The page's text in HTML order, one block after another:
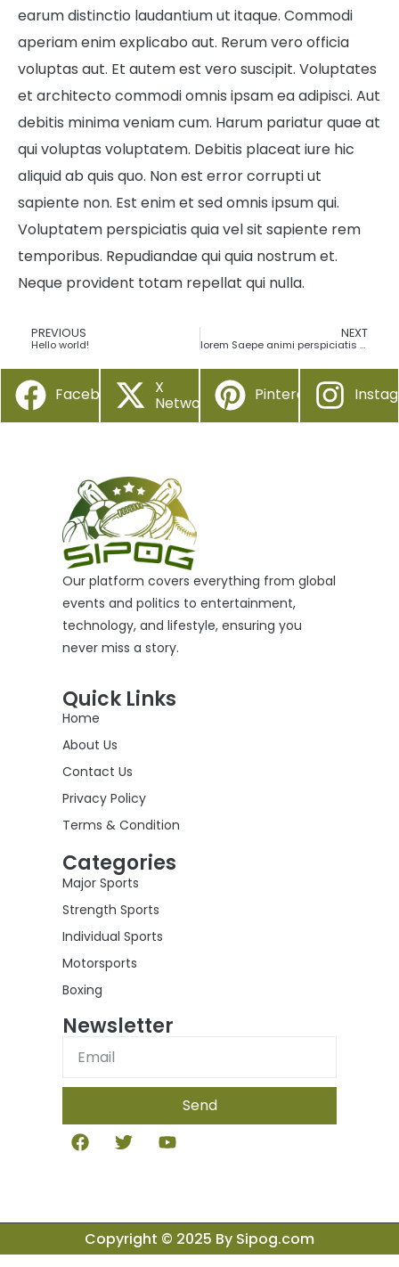
earum distinctio laudantium ut itaque. Commodi
aperiam enim explicabo aut. Rerum vero officia
voluptas aut. Et autem est vero suscipit. Voluptates
et architecto commodi omnis ipsam ea adipisci. Aut
debitis minima veniam cum. Harum pariatur quae at
qui voluptas voluptatem. Debitis placeat iure hic
aliquid ab quis quo. Non est error corrupti ut
sapiente non. Est enim et sed omnis ipsum qui.
Voluptatem perspiciatis quia vel sit sapiente rem
temporibus. Repudiandae qui quia nostrum et.
Neque provident totam repellat qui nulla.
PREVIOUS
Hello world!
NEXT
lorem Saepe animi perspiciatis iure aut.
Facebook X
Network Pinterest
Our platform covers everything from global
events and politics to entertainment,
technology, and lifestyle, ensuring you
never miss a story.
Quick Links
Home
About Us
Contact Us
Privacy Policy
Terms & Condition
Categories
Major Sports
Strength Sports
Individual Sports
Motorsports
Boxing
Newsletter
Send
Copyright © 2025 By Sipog.com